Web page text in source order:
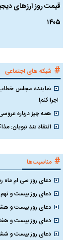
۱۴۰۵
# شبکه های اجتماعی
نماینده مجلس
اجرا کنم!
همه چیز درباره
انتقاد تند نبویان:
# مناسبت‌ها
دعای روز سی ام ماه رمضان؛ ۲۹
دعای روز بیست و نهم ماه
دعای روز بیست و هشتم ماه
دعای روز بیست و هفتم ماه
دعای روز بیست و ششم ماه